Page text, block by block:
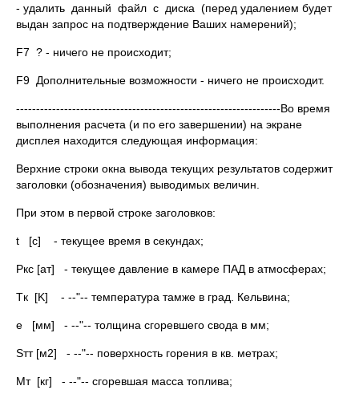
- удалить данный файл с диска (перед удалением будет
выдан запрос на подтверждение Ваших намерений);
F7 ? - ничего не происходит;
F9 Дополнительные возможности - ничего не происходит.
------------------------------------------------------------------Во время
выполнения расчета (и по его завершении) на экране
дисплея находится следующая информация:
Верхние строки окна вывода текущих результатов содержит
заголовки (обозначения) выводимых величин.
При этом в первой строке заголовков:
t [c] - текущее время в секундах;
Pкс [ат] - текущее давление в камере ПАД в атмосферах;
Tк [K] - --"-- температура тамже в град. Кельвина;
e [мм] - --"-- толщина сгоревшего свода в мм;
Sтт [м2] - --"-- поверхность горения в кв. метрах;
Mт [кг] - --"-- сгоревшая масса топлива;